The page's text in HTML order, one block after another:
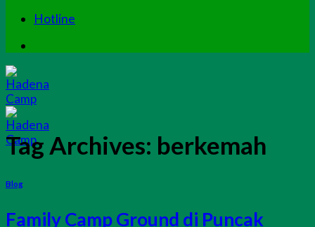
Hotline
Tag Archives: berkemah
Blog
Family Camp Ground di Puncak